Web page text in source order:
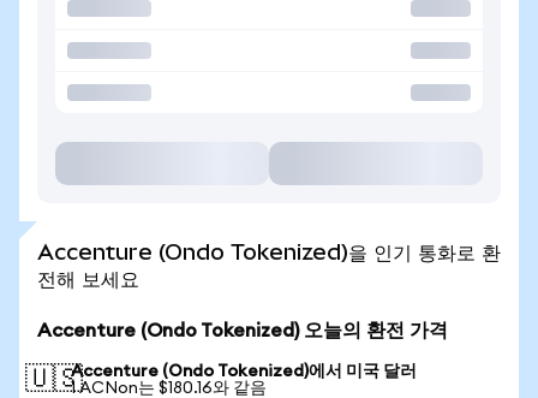
Accenture (Ondo Tokenized)을 인기 통화로 환
전해 보세요
Accenture (Ondo Tokenized) 오늘의 환전 가격
🇺🇸Accenture (Ondo Tokenized)에서 미국 달러
1 ACNon는 $180.16와 같음